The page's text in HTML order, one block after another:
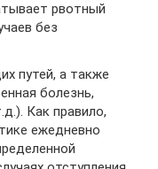
рвотный
без
путей, а также
болезнь,
Как правило,
ежедневно